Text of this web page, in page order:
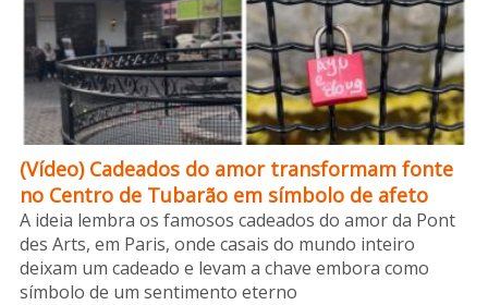
(Vídeo) Cadeados do amor transformam fonte
no Centro de Tubarão em símbolo de afeto
A ideia lembra os famosos cadeados do amor da Pont
des Arts, em Paris, onde casais do mundo inteiro
deixam um cadeado e levam a chave embora como
símbolo de um sentimento eterno